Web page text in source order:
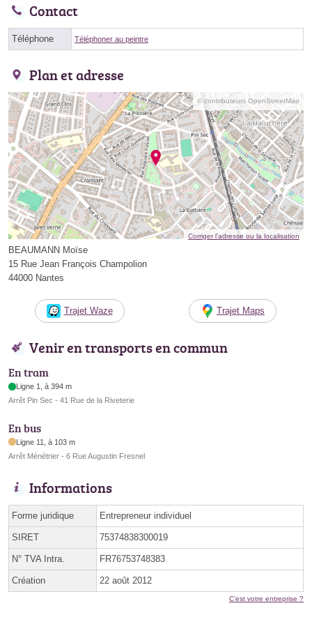
Contact
Téléphone Téléphoner au peintre
Plan et adresse
© contributeurs OpenStreetMap
Corriger l’adresse ou la localisation
BEAUMANN Moïse
15 Rue Jean François Champolion
44000 Nantes
Trajet Waze Trajet Maps
Venir en transports en commun
En tram
Ligne 1, à 394 m
Arrêt Pin Sec - 41 Rue de la Riveterie
En bus
Ligne 11, à 103 m
Arrêt Ménétrier - 6 Rue Augustin Fresnel
Informations
Forme juridique Entrepreneur individuel
SIRET 75374838300019
N° TVA Intra. FR76753748383
Création 22 août 2012
C'est votre entreprise ?